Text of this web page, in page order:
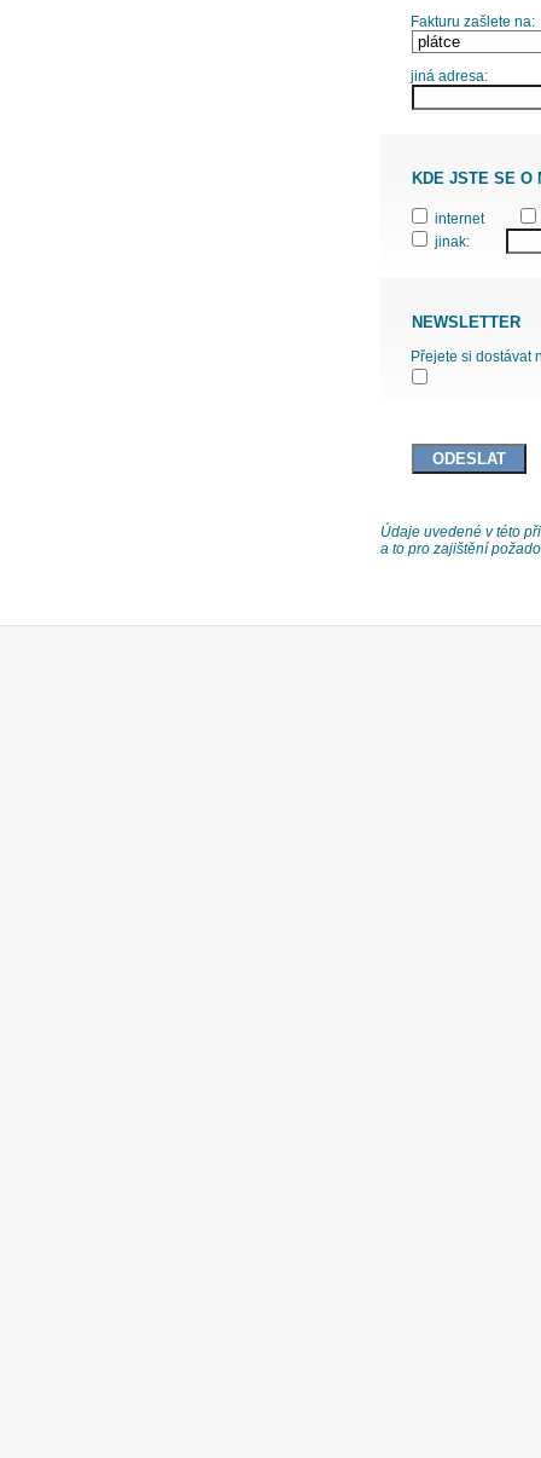
Fakturu zašlete na:
jiná adresa:
KDE JSTE SE O
internet
jinak:
NEWSLETTER
Přejete si dostávat
Údaje uvedené v této
a to pro zajištění